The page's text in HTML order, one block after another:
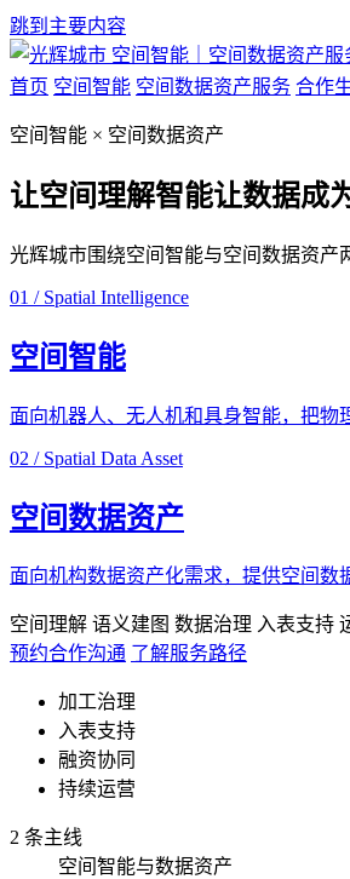
跳到主要内容
空间智能｜空间数据资产服
首页 空间智能 空间数据资产服务 合作
空间智能 × 空间数据资产
让空间理解智能让数据成
光辉城市围绕空间智能与空间数据资产
01 / Spatial Intelligence
空间智能
面向机器人、无人机和具身智能，把物
02 / Spatial Data Asset
空间数据资产
面向机构数据资产化需求，提供空间数
空间理解 语义建图 数据治理 入表支持
预约合作沟通 了解服务路径
加工治理
入表支持
融资协同
持续运营
2 条主线
空间智能与数据资产